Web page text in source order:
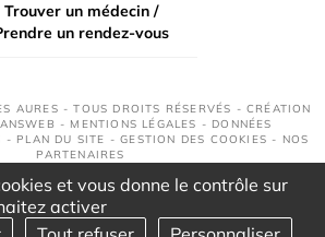
Trouver un médecin /
un rendez-vous
AURES - TOUS DROITS RÉSERVÉS - CRÉATION
- MENTIONS LÉGALES - DONNÉES
- PLAN DU SITE -GESTION DES COOKIES - NOS
PARTENAIRES
et vous donne le contrôle sur
activer